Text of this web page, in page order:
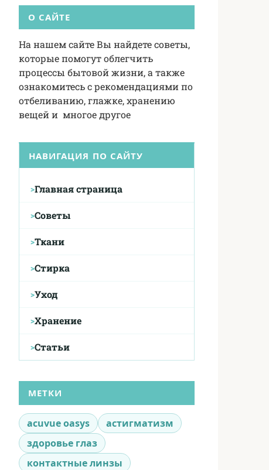
О САЙТЕ
На нашем сайте Вы найдете советы,
которые помогут облегчить
процессы бытовой жизни, а также
ознакомитесь с рекомендациями по
отбеливанию, глажке, хранению
вещей и многое другое
НАВИГАЦИЯ ПО САЙТУ
Главная страница
Советы
Ткани
Стирка
Уход
Хранение
Статьи
МЕТКИ
acuvue oasys
астигматизм
здоровье глаз
контактные линзы